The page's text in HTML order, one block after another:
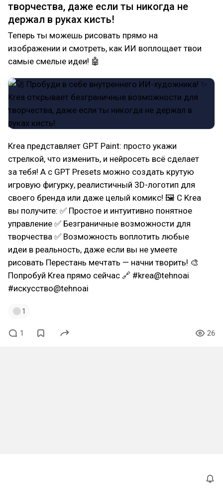
творчества, даже если ты никогда не
держал в руках кисть!
Теперь ты можешь рисовать прямо на
изображении и смотреть, как ИИ воплощает твои
самые смелые идеи! 🤖
Krea представляет GPT Paint: просто укажи
стрелкой, что изменить, и нейросеть всё сделает
за тебя! А с GPT Presets можно создать крутую
игровую фигурку, реалистичный 3D-логотип для
своего бренда или даже целый комикс! 🖼 С Krea
вы получите: ✅ Простое и интуитивно понятное
управление ✅ Безграничные возможности для
творчества ✅ Возможность воплотить любые
идеи в реальность, даже если вы не умеете
рисовать Перестань мечтать — начни творить! 🎨
Попробуй Krea прямо сейчас 🔗 #krea@tehnoai
#искусство@tehnoai
1
1 26